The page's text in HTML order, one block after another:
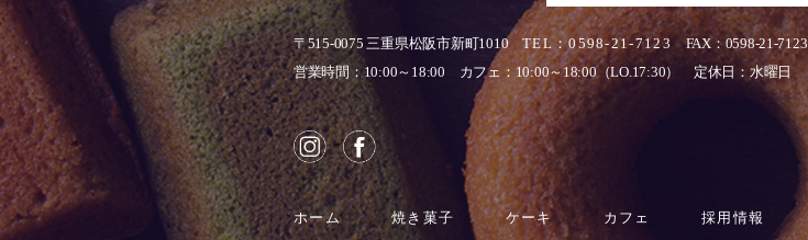
〒515-0075三重県松阪市新町1010TEL：0598-21-7123
FAX：0598-21-7123
営業時間：10:00～18:00
カフェ：10:00～18:00（LO.17:30） 定休日：水曜日
ホーム 焼き菓子 ケーキ カフェ 採用情報